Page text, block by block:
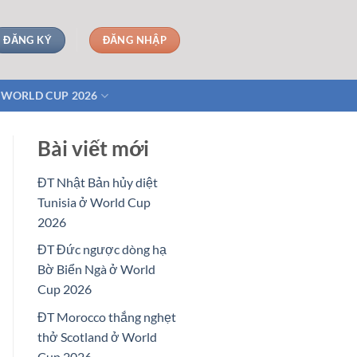
ĐĂNG KÝ ĐĂNG NHẬP
WORLD CUP 2026
Bài viết mới
ĐT Nhật Bản hủy diệt
Tunisia ở World Cup
2026
ĐT Đức ngược dòng hạ
Bờ Biển Ngà ở World
Cup 2026
ĐT Morocco thắng nghẹt
thở Scotland ở World